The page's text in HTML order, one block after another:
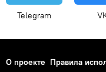
Telegram
О проекте Правила